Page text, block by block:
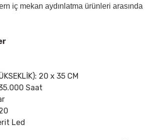
iç mekan aydınlatma ürünleri arasında
20 x 35 CM
Saat
Led